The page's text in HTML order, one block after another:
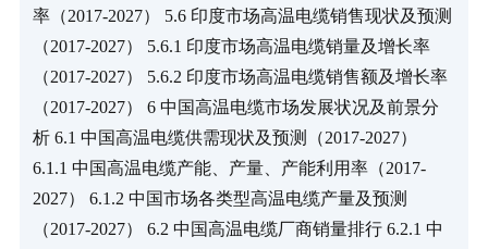
率（2017-2027） 5.6 印度市场高温电缆销售现状及预测
（2017-2027） 5.6.1 印度市场高温电缆销量及增长率
（2017-2027） 5.6.2 印度市场高温电缆销售额及增长率
（2017-2027） 6 中国高温电缆市场发展状况及前景分
析 6.1 中国高温电缆供需现状及预测（2017-2027）
6.1.1 中国高温电缆产能、产量、产能利用率（2017-
2027） 6.1.2 中国市场各类型高温电缆产量及预测
（2017-2027） 6.2 中国高温电缆厂商销量排行 6.2.1 中